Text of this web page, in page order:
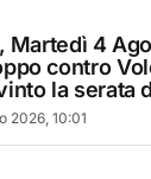
Martedì 4
contro
la serata
2026, 10:01